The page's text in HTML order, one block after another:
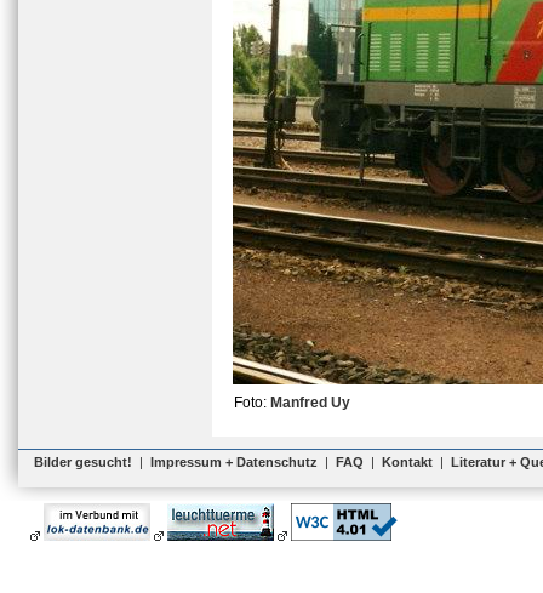
Foto: Manfred Uy
Bilder gesucht! | Impressum + Datenschutz | FAQ | Kontakt | Literatur +